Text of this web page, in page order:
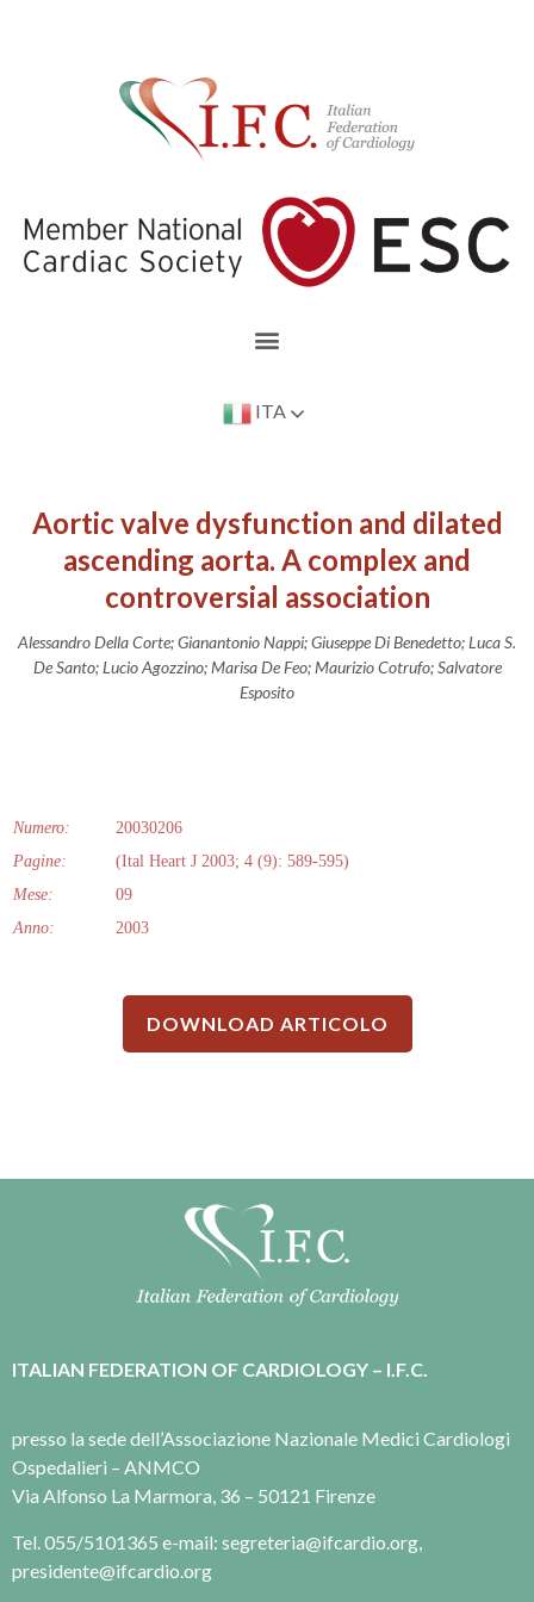
ITA
Aortic valve dysfunction and dilated
ascending aorta. A complex and
controversial association
Alessandro Della Corte; Gianantonio Nappi; Giuseppe Di Benedetto; Luca S.
De Santo; Lucio Agozzino; Marisa De Feo; Maurizio Cotrufo; Salvatore
Esposito
Numero:
20030206
Pagine:
(Ital Heart J 2003; 4 (9): 589-595)
Mese:
09
Anno:
2003
DOWNLOAD ARTICOLO
ITALIAN FEDERATION OF CARDIOLOGY – I.F.C.
presso la sede dell’Associazione Nazionale Medici Cardiologi
Ospedalieri – ANMCO
Via Alfonso La Marmora, 36 – 50121 Firenze
Tel. 055/5101365 e-mail: segreteria@ifcardio.org,
presidente@ifcardio.org